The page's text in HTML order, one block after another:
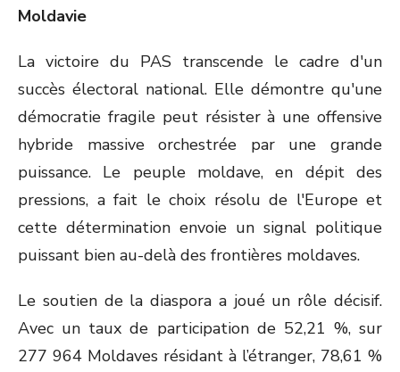
Moldavie
La victoire du PAS transcende le cadre d'un
succès électoral national. Elle démontre qu'une
démocratie fragile peut résister à une offensive
hybride massive orchestrée par une grande
puissance. Le peuple moldave, en dépit des
pressions, a fait le choix résolu de l'Europe et
cette détermination envoie un signal politique
puissant bien au-delà des frontières moldaves.
Le soutien de la diaspora a joué un rôle décisif.
Avec un taux de participation de 52,21 %, sur
277 964 Moldaves résidant à l’étranger, 78,61 %